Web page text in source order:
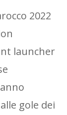
2022
launcher
gole dei